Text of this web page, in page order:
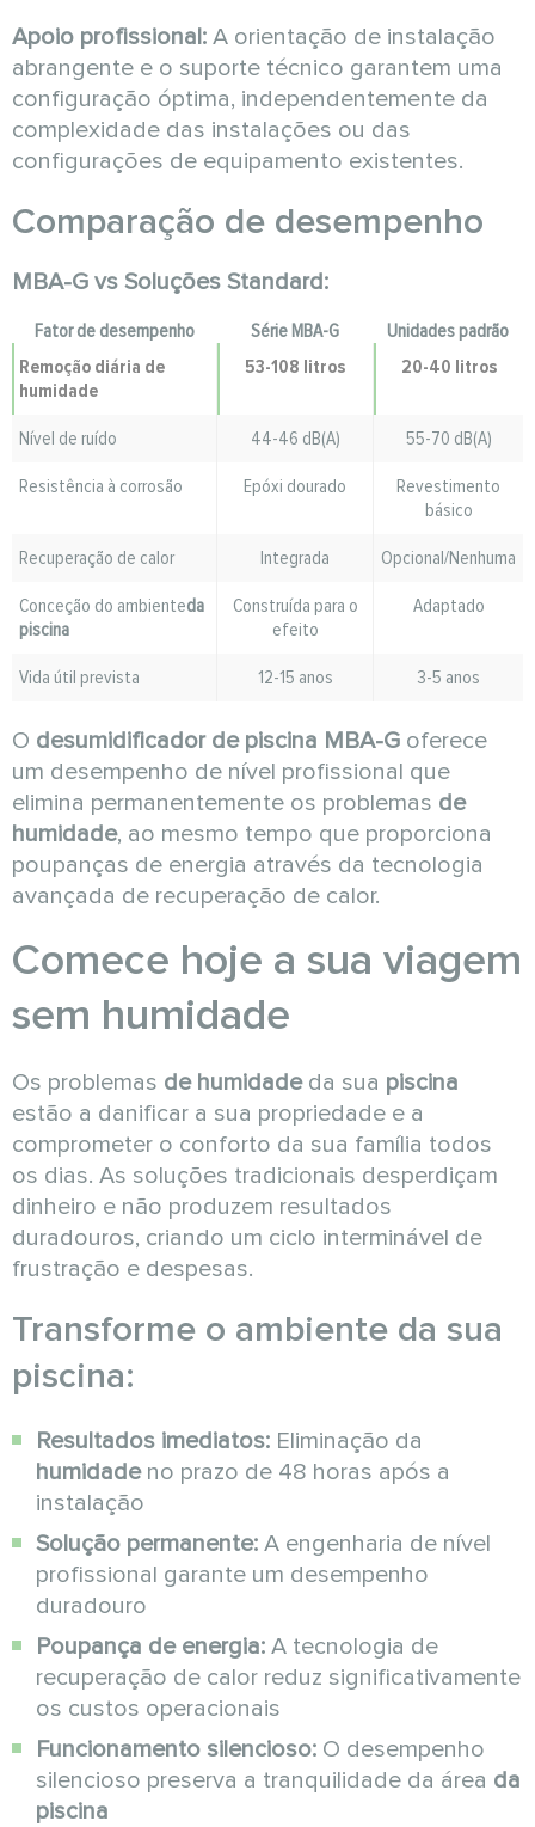
Apoio profissional: A orientação de instalação
abrangente e o suporte técnico garantem uma
configuração óptima, independentemente da
complexidade das instalações ou das
configurações de equipamento existentes.
Comparação de desempenho
MBA-G vs Soluções Standard:
Fator de desempenho Série MBA-G
Unidades padrão
Remoção diária de
humidade
53-108 litros 20-40 litros
Nível de ruído 44-46 dB(A)
55-70 dB(A)
Resistência à corrosão
Epóxi dourado
Revestimento
básico
Recuperação de calor
Integrada
Opcional/Nenhuma
Conceção do ambienteda
piscina
Construída para o
efeito
Adaptado
Vida útil prevista 12-15 anos 3-5 anos
O desumidificador de piscina MBA-G oferece
um desempenho de nível profissional que
elimina permanentemente os problemas de
humidade, ao mesmo tempo que proporciona
poupanças de energia através da tecnologia
avançada de recuperação de calor.
Comece hoje a sua viagem
sem humidade
Os problemas de humidadeda sua piscina
estão a danificar a sua propriedade e a
comprometer o conforto da sua família todos
os dias. As soluções tradicionais desperdiçam
dinheiro e não produzem resultados
duradouros, criando um ciclo interminável de
frustração e despesas.
Transforme o ambiente da sua
piscina:
Resultados imediatos: Eliminação da
humidadeno prazo de 48 horas após a
instalação
Solução permanente: A engenharia de nível
profissional garante um desempenho
duradouro
Poupança de energia: A tecnologia de
recuperação de calor reduz significativamente
os custos operacionais
Funcionamento silencioso: O desempenho
silencioso preserva a tranquilidade da área da
piscina